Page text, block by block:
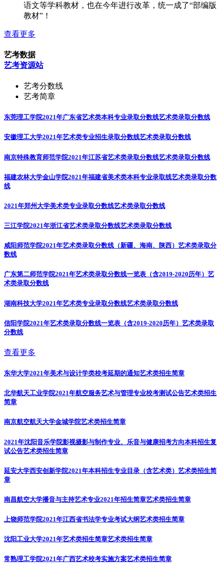
语文等学科教材，也在今年进行改革，统一成了“部编版
教材”！
查看更多
艺考数据
艺考资源站
艺考分数线
艺考简章
东莞理工学院2021年广东省艺术类本科专业录取分数线艺术类录取分数线
安徽理工大学2021年艺术类专业招生录取分数线艺术类录取分数线
南京特殊教育师范学院2021年江苏省艺术类录取分数线艺术类录取分数线
福建农林大学金山学院2021年福建省美术类本科专业录取线艺术类录取分数
线
2021年郑州大学美术类专业录取分数线艺术类录取分数线
三江学院2021年浙江省艺术类录取分数线艺术类录取分数线
咸阳师范学院2021年艺术类录取分数线（新疆、海南、陕西） 艺术类录取分
数线
广东第二师范学院2021年艺术类录取分数线一览表（含2019-2020历年） 艺
术类录取分数线
湖南科技大学2021年艺术类专业录取分数线艺术类录取分数线
信阳学院2021年艺术类录取分数线一览表（含2019-2020历年） 艺术类录取
分数线
查看更多
东华大学2021年美术与设计学类校考延期的通知艺术类招生简章
北华航天工业学院2021年航空服务艺术与管理专业校考测试公告艺术类招生
简章
南京航空航天大学金城学院艺术类招生简章
2021年沈阳音乐学院影视摄影与制作专业、乐音与健康招考方向本科招生复
试公告艺术类招生简章
延安大学西安创新学院2021年本科招生专业目录（含艺术类） 艺术类招生简
章
南昌航空大学播音与主持艺术专业2021年招生简章艺术类招生简章
上饶师范学院2021年江西省书法学专业考试大纲艺术类招生简章
沈阳工业大学2021年艺术类招生简章艺术类招生简章
常熟理工学院2021年广西艺术校考实施方案艺术类招生简章